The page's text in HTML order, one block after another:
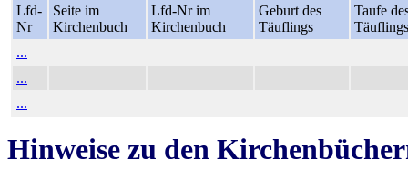
Lfd-
Nr
Seite im
Kirchenbuch
Lfd-Nr im
Kirchenbuch
Geburt des
Täuflings
Taufe
Täuflings
...
...
...
Hinweise zu den